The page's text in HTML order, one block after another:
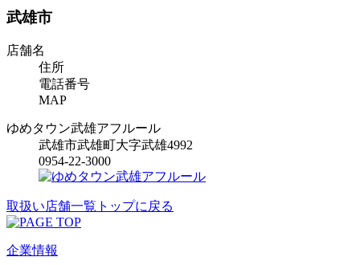
武雄市
店舗名
住所
電話番号
MAP
ゆめタウン武雄アフルール
武雄市武雄町大字武雄4992
0954-22-3000
取扱い店舗一覧トップに戻る
企業情報